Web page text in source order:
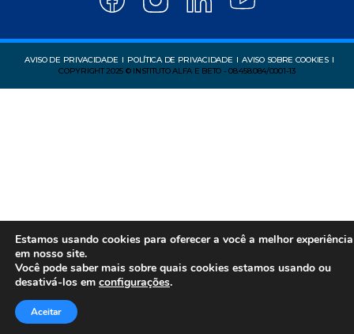
AVISO DE PRIVACIDADE POLÍTICA DE PRIVACIDADE
AVISO SOBRE COOKIES
COPYRIGHT 2025 © INSTITUTO ALFA E BETO - 08.458.084/0001-13
Estamos usando cookies para oferecer a você a melhor experiência
em nosso site.
Você pode saber mais sobre quais cookies estamos usando ou
desativá-los em configurações.
Aceitar